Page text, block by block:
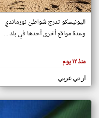
هنا عن
وجهة
كاتبيها.
اليونيسكو تدرج شواطئ نورماندي
وعدة مواقع أخرى أحدها في بلد ...
منذ ١٢ يوم
ار تي عربي